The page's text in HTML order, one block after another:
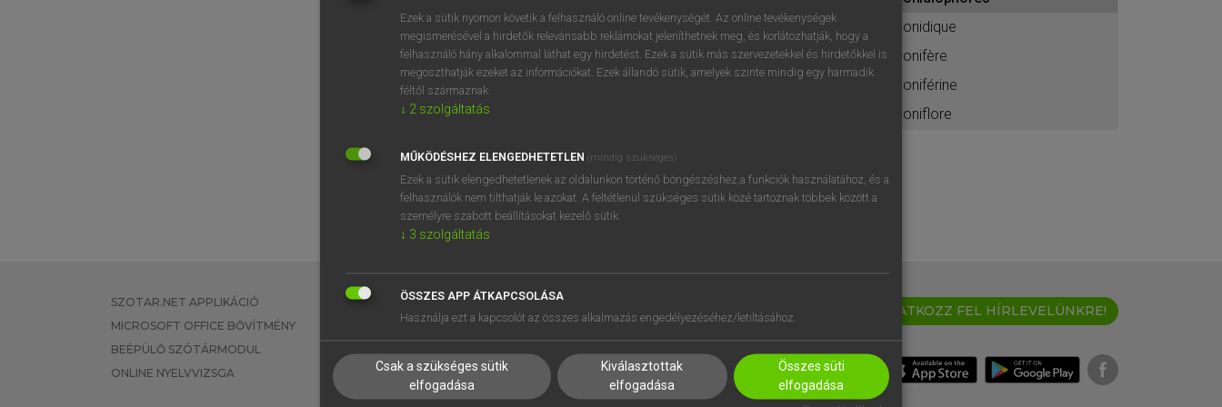
BELÉPÉS
próbaverziójának elindításához
regisztrálok ésbelépek.
REGISZTRÁCIÓ
conidique
conifère
coniférine
coniflore
SZOTAR.NET APPLIKÁCIÓ
MICROSOFT OFFICE BŐVÍTMÉNY
BEÉPÜLŐ SZÓTÁRMODUL
ONLINE NYELVVIZSGA
EGYÉNI FELHASZNÁLÓKNAK
TANULÓKNAK
VÁLLALATI MEGOLDÁSOK
SÚGÓ
RÓLUNK
SÜTI BEÁLLÍTÁSOK
IRATKOZZ FEL HÍRLEVELÜNKRE!
Ezek a sütik nyomon követik a felhasználó online tevékenységét. Az online tevékenységek
megismerésével a hirdetők relevánsabb reklámokat jeleníthetnek meg, és korlátozhatják, hogy a
felhasználó hány alkalommal láthat egy hirdetést. Ezek a sütik más szervezetekkel és hirdetőkkel is
megoszthatják ezeket az információkat. Ezek állandó sütik, amelyek szinte mindig egy harmadik
féltől származnak.
↓ 2 szolgáltatás
MŰKÖDÉSHEZ ELENGEDHETETLEN (mindig szükséges)
Ezek a sütik elengedhetetlenek az oldalunkon történő böngészéshez,a funkciók használatához, és a
felhasználók nem tilthatják le azokat. A feltétlenül szükséges sütik közé tartoznak többek között a
személyre szabott beállításokat kezelő sütik.
↓ 3 szolgáltatás
ÖSSZES APP ÁTKAPCSOLÁSA
Használja ezt a kapcsolót az összes alkalmazás engedélyezéséhez/letiltásához.
Csak a szükséges sütik
elfogadása
Kiválasztottak
elfogadása
Összes süti
elfogadása